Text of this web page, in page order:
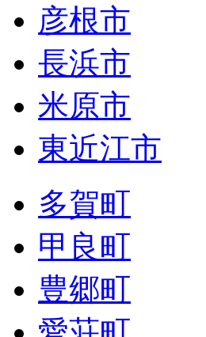
彦根市
長浜市
米原市
東近江市
多賀町
甲良町
豊郷町